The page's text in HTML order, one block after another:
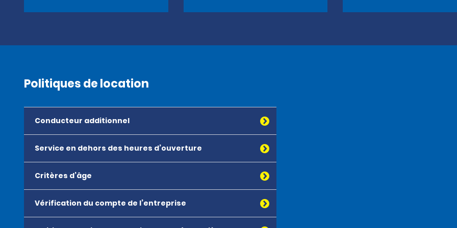
Politiques de location
Conducteur additionnel
Service en dehors des heures d’ouverture
Critères d’âge
Vérification du compte de l’entreprise